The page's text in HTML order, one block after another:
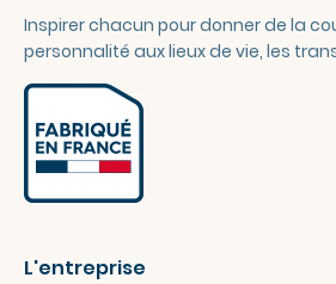
7
8
Inspirer chacun pour donner de la
personnalité aux lieux de vie, les
L'entreprise